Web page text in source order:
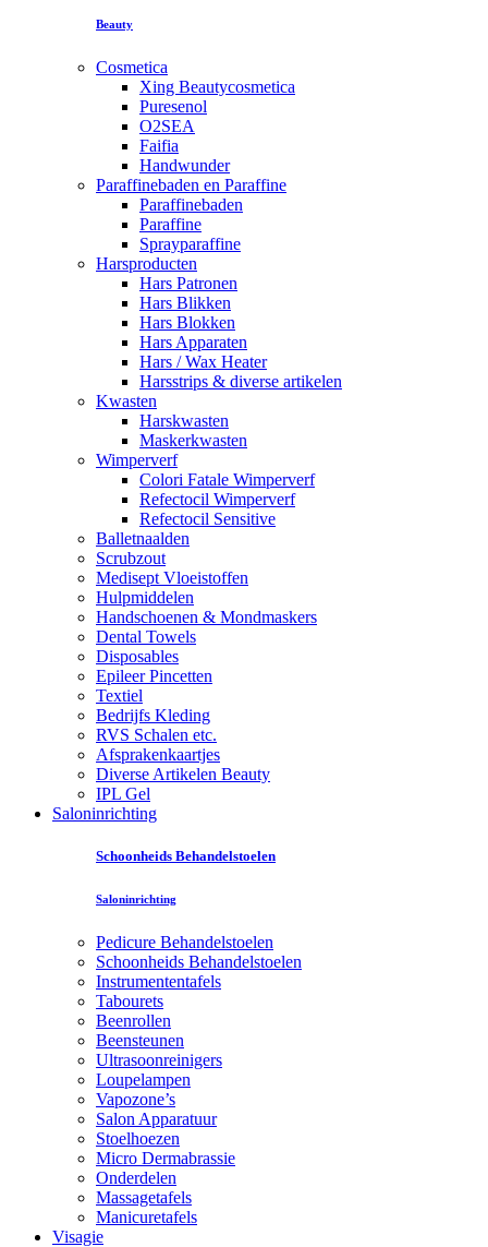
Beauty
Cosmetica
Xing Beautycosmetica
Puresenol
O2SEA
Faifia
Handwunder
Paraffinebaden en Paraffine
Paraffinebaden
Paraffine
Sprayparaffine
Harsproducten
Hars Patronen
Hars Blikken
Hars Blokken
Hars Apparaten
Hars / Wax Heater
Harsstrips & diverse artikelen
Kwasten
Harskwasten
Maskerkwasten
Wimperverf
Colori Fatale Wimperverf
Refectocil Wimperverf
Refectocil Sensitive
Balletnaalden
Scrubzout
Medisept Vloeistoffen
Hulpmiddelen
Handschoenen & Mondmaskers
Dental Towels
Disposables
Epileer Pincetten
Textiel
Bedrijfs Kleding
RVS Schalen etc.
Afsprakenkaartjes
Diverse Artikelen Beauty
IPL Gel
Saloninrichting
Schoonheids Behandelstoelen
Saloninrichting
Pedicure Behandelstoelen
Schoonheids Behandelstoelen
Instrumententafels
Tabourets
Beenrollen
Beensteunen
Ultrasoonreinigers
Loupelampen
Vapozone’s
Salon Apparatuur
Stoelhoezen
Micro Dermabrassie
Onderdelen
Massagetafels
Manicuretafels
Visagie